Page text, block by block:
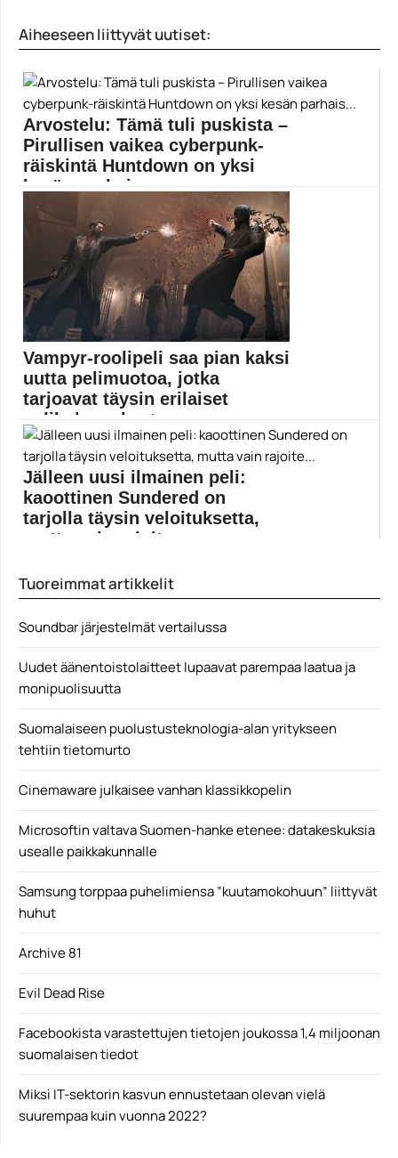
indiepelit
Aiheeseen liittyvät uutiset:
Arvostelu: Tämä tuli puskista –
Pirullisen vaikea cyberpunk-
räiskintä Huntdown on yksi
kesän parhais...
Loistavasti toteutetun Huntdownin cyberpunkia
huokuvassa maailmassa kaduilla marssivat...
Huntdown
Vampyr-roolipeli saa pian kaksi
uutta pelimuotoa, jotka
tarjoavat täysin erilaiset
pelikokemukset
Kesällä ilmestynyt Vampyr saa tällä viikolla päivityksen,
joka tuo Dontnod Entertainment vampyyriseikkailuun
kaksi uudenlaista pelitapaa. Vampyr-roolipelille
lupailtiin jo kesällä uusia moodeja, ja nyt ne ovat
viimein valmii… Lue koko artikkeli...
DONTNOD Entertainment
Jälleen uusi ilmainen peli:
kaoottinen Sundered on
tarjolla täysin veloituksetta,
mutta vain rajoite...
ilmaiseksi. Epic Games...
epic games store
Tuoreimmat artikkelit
Soundbar järjestelmät vertailussa
Uudet äänentoistolaitteet lupaavat parempaa laatua ja
monipuolisuutta
Suomalaiseen puolustusteknologia-alan yritykseen
tehtiin tietomurto
Cinemaware julkaisee vanhan klassikkopelin
Microsoftin valtava Suomen-hanke etenee: datakeskuksia
usealle paikkakunnalle
Samsung torppaa puhelimiensa ”kuutamokohuun” liittyvät
huhut
Archive 81
Evil Dead Rise
Facebookista varastettujen tietojen joukossa 1,4 miljoonan
suomalaisen tiedot
Miksi IT-sektorin kasvun ennustetaan olevan vielä
suurempaa kuin vuonna 2022?